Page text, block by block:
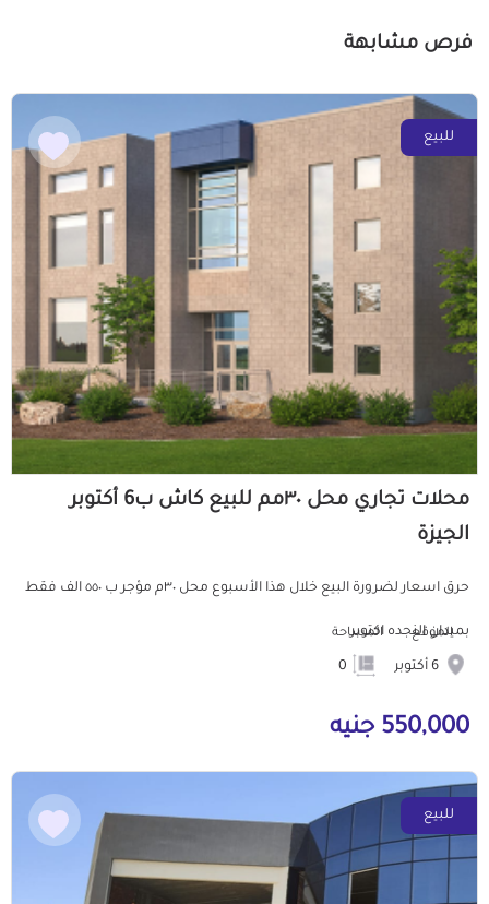
فرص مشابهة
للبيع
محلات تجاري محل ٣٠مم للبيع كاش ب6 أكتوبر
الجيزة
حرق اسعار لضرورة البيع خلال هذا الأسبوع محل ٣٠م مؤجر ب ٥٥٠ الف فقط
بميدان النجده اكتوبر
الموقع المساحة
550,000 جنيه
للبيع